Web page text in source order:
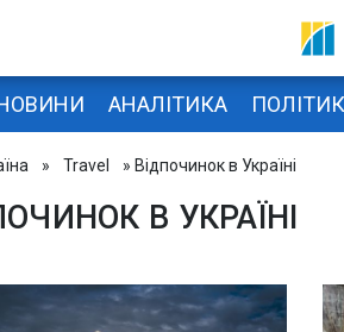
АНАЛІТИКА
» Travel » Відпочинок в Україні
В УКРАЇНІ